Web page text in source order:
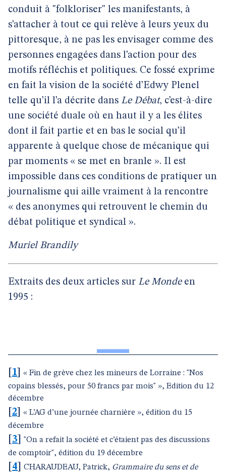
conduit à "folkloriser" les manifestants, à
s’attacher à tout ce qui relève à leurs yeux du
pittoresque, à ne pas les envisager comme des
personnes engagées dans l’action pour des
motifs réfléchis et politiques. Ce fossé exprime
en fait la vision de la société d’Edwy Plenel
telle qu’il l’a décrite dans Le Débat, c’est-à-dire
une société duale où en haut il y a les élites
dont il fait partie et en bas le social qu’il
apparente à quelque chose de mécanique qui
par moments « se met en branle ». Il est
impossible dans ces conditions de pratiquer un
journalisme qui aille vraiment à la rencontre
« des anonymes qui retrouvent le chemin du
débat politique et syndical ».
Muriel Brandily
Extraits des deux articles sur Le Mondeen
1995 :
1
« Fin de grève chez les mineurs de Lorraine : "Nos
copains blessés, pour 50 francs par mois" », Edition du 12
décembre
2
« L’AG d’une journée charnière », édition du 15
décembre
3
"On a refait la société et c’étaient pas des discussions
de comptoir", édition du 19 décembre
4 CHARAUDEAU, Patrick, Grammaire du sens et de